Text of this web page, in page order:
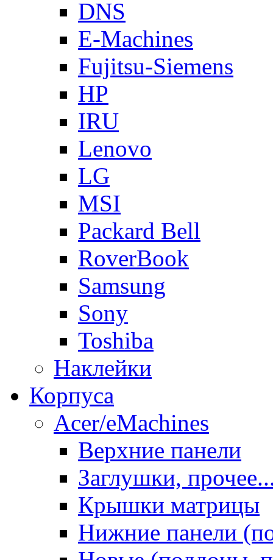
DNS
E-Machines
Fujitsu-Siemens
HP
IRU
Lenovo
LG
MSI
Packard Bell
RoverBook
Samsung
Sony
Toshiba
Наклейки
Корпуса
Acer/eMachines
Верхние панели
Заглушки,
Крышки матрицы
Нижние панели